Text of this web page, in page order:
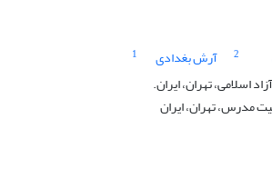
2 آرش بغدادی
1
اسلامی، تهران، ایران.
مدرس، تهران، ایران